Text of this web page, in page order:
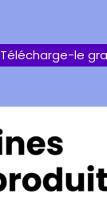
Télécharge-le